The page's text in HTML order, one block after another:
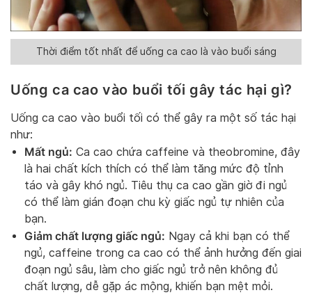
Thời điểm tốt nhất để uống ca cao là vào buổi sáng
Uống ca cao vào buổi tối gây tác hại gì?
Uống ca cao vào buổi tối có thể gây ra một số tác hại
như:
Mất ngủ: Ca cao chứa caffeine và theobromine, đây
là hai chất kích thích có thể làm tăng mức độ tỉnh
táo và gây khó ngủ. Tiêu thụ ca cao gần giờ đi ngủ
có thể làm gián đoạn chu kỳ giấc ngủ tự nhiên của
bạn.
Giảm chất lượng giấc ngủ: Ngay cả khi bạn có thể
ngủ, caffeine trong ca cao có thể ảnh hưởng đến giai
đoạn ngủ sâu, làm cho giấc ngủ trở nên không đủ
chất lượng, dễ gặp ác mộng, khiến bạn mệt mỏi.